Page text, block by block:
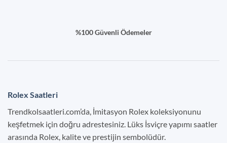
%100 Güvenli Ödemeler
Rolex Saatleri
Trendkolsaatleri.com’da, İmitasyon Rolex koleksiyonunu
keşfetmek için doğru adrestesiniz. Lüks İsviçre yapımı saatler
arasında Rolex, kalite ve prestijin sembolüdür.